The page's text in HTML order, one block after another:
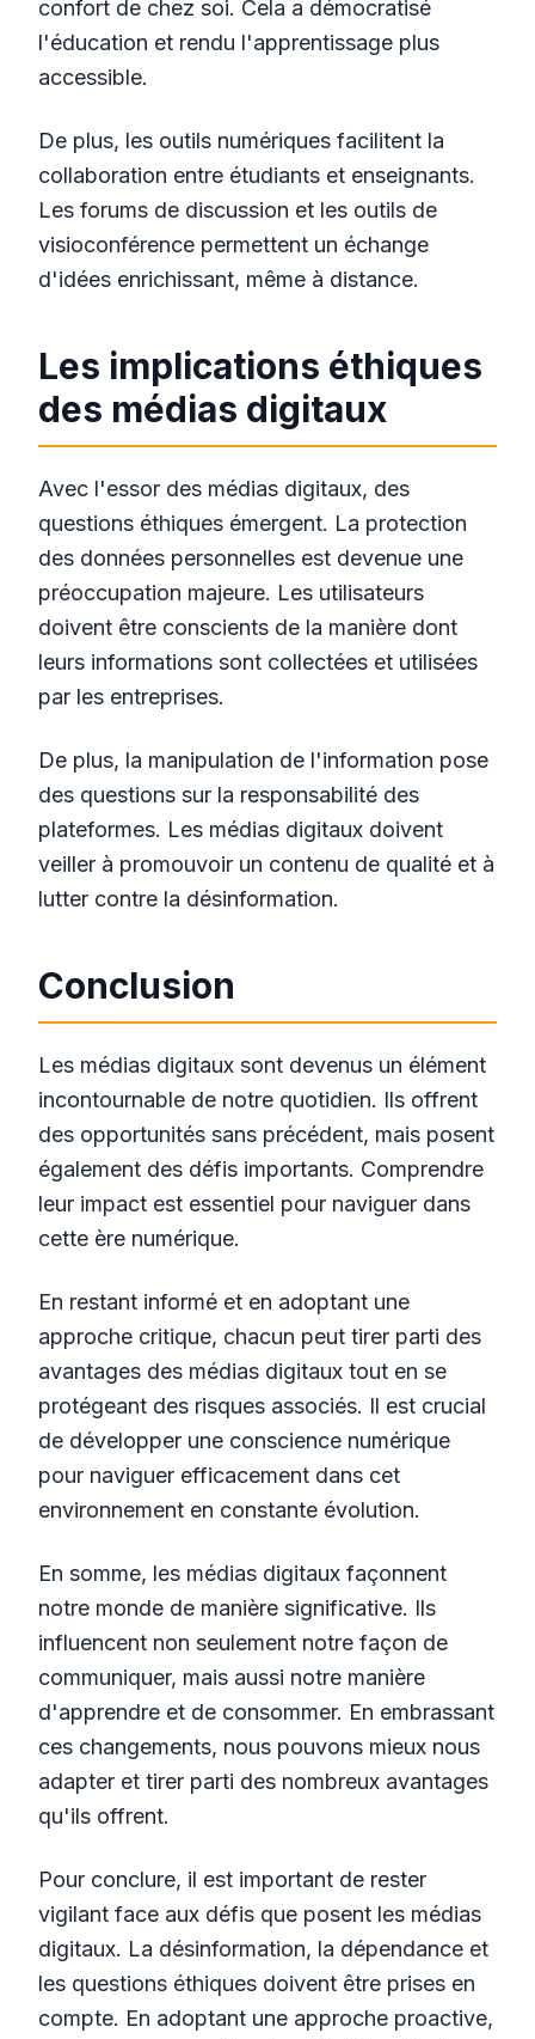
confort de chez soi. Cela a démocratisé
l'éducation et rendu l'apprentissage plus
accessible.
De plus, les outils numériques facilitent la
collaboration entre étudiants et enseignants.
Les forums de discussion et les outils de
visioconférence permettent un échange
d'idées enrichissant, même à distance.
Les implications éthiques
des médias digitaux
Avec l'essor des médias digitaux, des
questions éthiques émergent. La protection
des données personnelles est devenue une
préoccupation majeure. Les utilisateurs
doivent être conscients de la manière dont
leurs informations sont collectées et utilisées
par les entreprises.
De plus, la manipulation de l'information pose
des questions sur la responsabilité des
plateformes. Les médias digitaux doivent
veiller à promouvoir un contenu de qualité et à
lutter contre la désinformation.
Conclusion
Les médias digitaux sont devenus un élément
incontournable de notre quotidien. Ils offrent
des opportunités sans précédent, mais posent
également des défis importants. Comprendre
leur impact est essentiel pour naviguer dans
cette ère numérique.
En restant informé et en adoptant une
approche critique, chacun peut tirer parti des
avantages des médias digitaux tout en se
protégeant des risques associés. Il est crucial
de développer une conscience numérique
pour naviguer efficacement dans cet
environnement en constante évolution.
En somme, les médias digitaux façonnent
notre monde de manière significative. Ils
influencent non seulement notre façon de
communiquer, mais aussi notre manière
d'apprendre et de consommer. En embrassant
ces changements, nous pouvons mieux nous
adapter et tirer parti des nombreux avantages
qu'ils offrent.
Pour conclure, il est important de rester
vigilant face aux défis que posent les médias
digitaux. La désinformation, la dépendance et
les questions éthiques doivent être prises en
compte. En adoptant une approche proactive,